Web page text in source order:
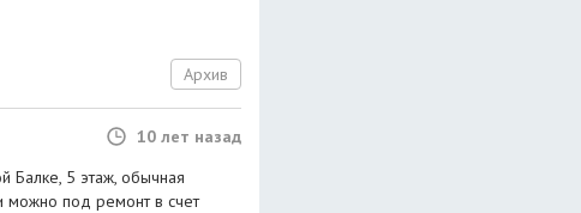
Архив
10 лет назад
Балке, 5 этаж, обычная
можно под ремонт в счет